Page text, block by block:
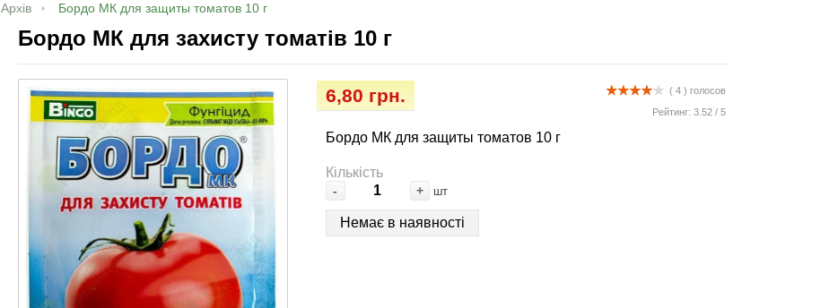
Архів Бордо МК для защиты томатов 10 г
Бордо МК для захисту томатів 10 г
( 4 ) голосов
Рейтинг: 3.52/ 5
6,80 грн.
Бордо МК для защиты томатов 10 г
Кількість
- + шт
Немає в наявності